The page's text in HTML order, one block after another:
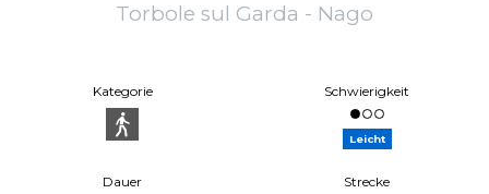
Torbole sul Garda - Nago
Kategorie Schwierigkeit
Leicht
Dauer Strecke